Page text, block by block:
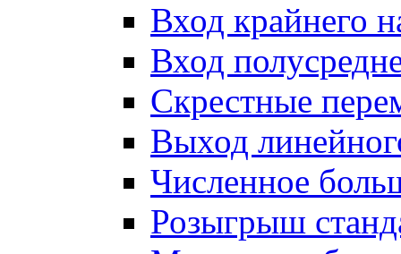
Вход крайнего
Вход
Скрестные
Выход
Численное
Розыгрыш